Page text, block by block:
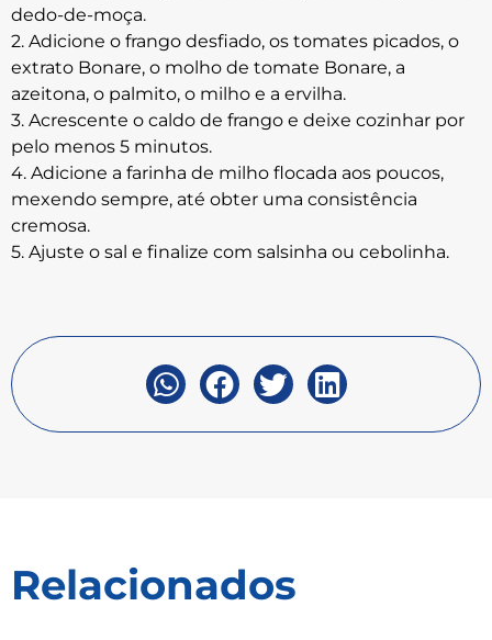
dedo-de-moça.
2. Adicione o frango desfiado, os tomates picados, o
extrato Bonare, o molho de tomate Bonare, a
azeitona, o palmito, o milho e a ervilha.
3. Acrescente o caldo de frango e deixe cozinhar por
pelo menos 5 minutos.
4. Adicione a farinha de milho flocada aos poucos,
mexendo sempre, até obter uma consistência
cremosa.
5. Ajuste o sal e finalize com salsinha ou cebolinha.
Relacionados